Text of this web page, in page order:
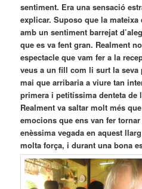
sentiment. Era una sensació
explicar. Suposo que la
amb un sentiment barrejat
que es va fent gran. Realment
espectacle que vam fer a la
veus a un fill com li surt la
mai que arribaria a viure tan
primera i petitíssima denteta de
Realment va saltar molt més
emocions que ens van fer
enèssima vegada en aquest
molta força, i durant una bona